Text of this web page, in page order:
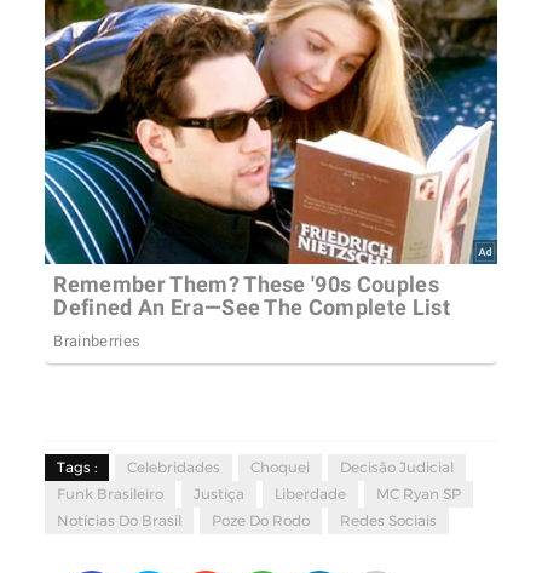
Tags : Celebridades Choquei
Decisão Judicial
Funk Brasileiro
Justiça Liberdade
MC Ryan SP
Notícias Do Brasil
Poze Do Rodo Redes Sociais